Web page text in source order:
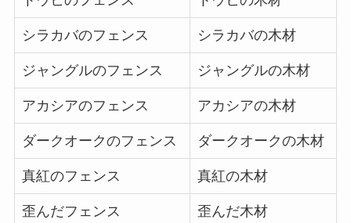
シラカバのフェンス シラカバの木材
ジャングルのフェンス ジャングルの木材
アカシアのフェンス アカシアの木材
ダークオークのフェンス ダークオークの木材
真紅のフェンス 真紅の木材
歪んだフェンス 歪んだ木材